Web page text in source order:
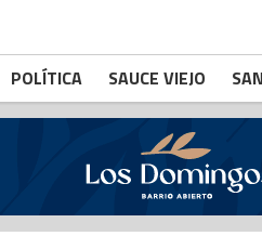
POLÍTICA SAUCE VIEJO